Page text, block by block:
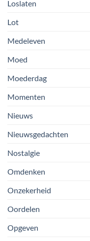
Loslaten
Lot
Medeleven
Moed
Moederdag
Momenten
Nieuws
Nieuwsgedachten
Nostalgie
Omdenken
Onzekerheid
Oordelen
Opgeven